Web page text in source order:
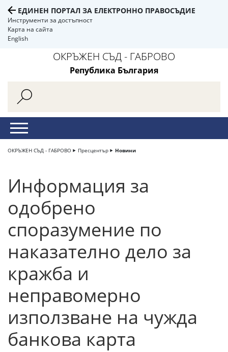
ЕДИНЕН ПОРТАЛ ЗА ЕЛЕКТРОННО ПРАВОСЪДИЕ
Инструменти за достъпност
Карта на сайта
English
ОКРЪЖЕН СЪД - ГАБРОВО
Република България
ОКРЪЖЕН СЪД - ГАБРОВО Пресцентър Новини
Информация за
одобрено
споразумение по
наказателно дело за
кражба и
неправомерно
използване на чужда
банкова карта